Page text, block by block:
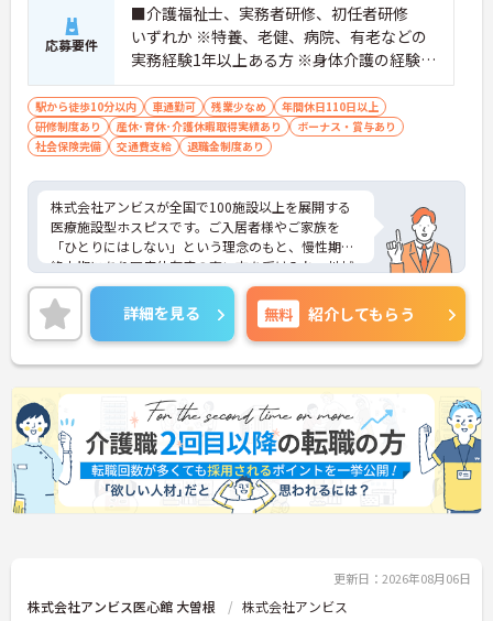
応募要件
■介護福祉士、実務者研修、初任者研修
いずれか ※特養、老健、病院、有老などの
実務経験1年以上ある方 ※身体介護の経験年
以上ある方、機械浴の使用の経験のある方
歓迎
駅から徒歩10分以内 車通勤可 残業少なめ
年間休日110日以上
研修制度あり
産休･育休･介護休暇取得実績あり
ボーナス・賞与あり
社会保険完備
交通費支給 退職金制度あり
株式会社アンビスが全国で100施設以上を展開する
医療施設型ホスピスです。ご入居者様やご家族を
「ひとりにはしない」という理念のもと、慢性期や
終末期にあり医療依存度の高い方を受け入れ、地域
医療を支える社会的意義の高い事業を推進していま
す。現場には看護師が24時間常駐しています。急変
時の対応や医療行為は看護師が担当するため、初任
者研修や実務者研修の方も食事介助や入浴介助など
の生活を支えるケアに専念できる環境です。多職種
で情報を共有し、一人で判断を抱え込まないチーム
連携の体制がしっかりと整っています。働き方の面
では、夜勤明けの翌日が原則として公休となるほ
か、月平均の残業時間も5時間から7時間程度とかな
り少なめです。常勤スタッフの比率が90パーセント
を超えているため急な勤務変更が発生しにくく、あ
らかじめ決められた訪問予定表に沿って規則正しく
専門性を着実に深めていける環境が用意されていま
す。
詳細を見る 無料 紹介してもらう
更新日：2026年08月06日
株式会社アンビス医心館 大曽根 株式会社アンビス